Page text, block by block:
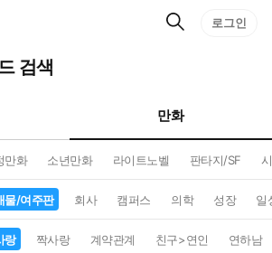
검
로그인
검색
만화
만화 소년만화 라이트노벨 판타지/SF
물/여주판 회사 캠퍼스 의학 성장 일
랑 짝사랑 계약관계 친구>연인 연하남